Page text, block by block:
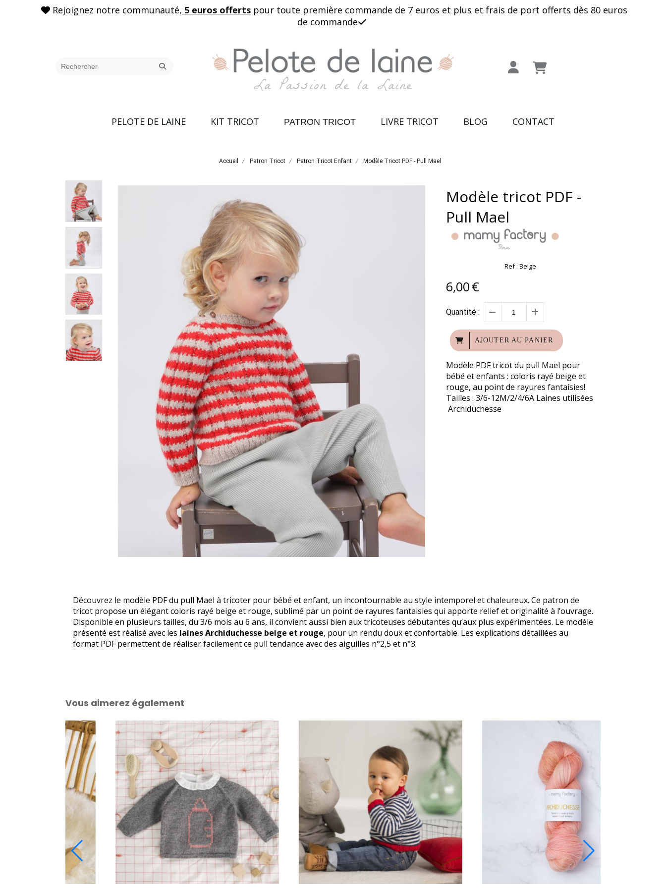
 Rejoignez notre communauté, 5 euros offerts pour toute première commande de 7 euros et plus et frais de port offerts dès 80 euros
de commande
La Passion de la Laine
PELOTE DE LAINE KIT TRICOT PATRON TRICOT LIVRE TRICOT BLOG CONTACT
Accueil Patron Tricot Patron Tricot Enfant Modèle Tricot PDF - Pull Mael
Modèle tricot PDF -
Pull Mael
Ref : Beige
6,00€
Quantité :
AJOUTER AU PANIER
Modèle PDF tricot du pull Mael pour
bébé et enfants : coloris rayé beige et
rouge, au point de rayures fantaisies!
Tailles : 3/6-12M/2/4/6A Laines utilisées
Archiduchesse
Découvrez le modèle PDF du pull Mael à tricoter pour bébé et enfant, un incontournable au style intemporel et chaleureux. Ce patron de
tricot propose un élégant coloris rayé beige et rouge, sublimé par un point de rayures fantaisies qui apporte relief et originalité à l’ouvrage.
Disponible en plusieurs tailles, du 3/6 mois au 6 ans, il convient aussi bien aux tricoteuses débutantes qu’aux plus expérimentées. Le modèle
présenté est réalisé avec les laines Archiduchesse beige et rouge, pour un rendu doux et confortable. Les explications détaillées au
format PDF permettent de réaliser facilement ce pull tendance avec des aiguilles n°2,5 et n°3.
Vous aimerez également